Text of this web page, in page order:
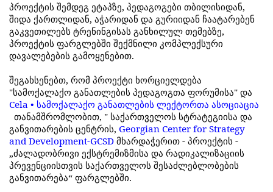
პროექტის შემდეგ ეტაპზე, პედაგოგები თბილისიდან,
შიდა ქართლიდან, აჭარიდან და გურიიდან ჩაატარებენ
გაკვეთილებს ტრენინგისას განხილულ თემებზე,
პროექტის ფარგლებში შექმნილი კომპლექსური
დავალებების გამოყენებით.
შეგახსენებთ, რომ პროექტი ხორციელდება
"სამოქალაქო განათლების პედაგოგთა ფორუმისა" და
Cela • სამოქალაქო განათლების ლექტორთა ასოციაცია
თანამშრომლობით, " საქართველოს სტრატეგიისა და
განვითარების ცენტრის, Georgian Center for Strategy
and Development-GCSD მხარდაჭერით - პროექტის -
„ძალადობრივი ექსტრემიზმისა და რადიკალიზაციის
პრევენციისთვის საქართველოს შესაძლებლობების
განვითარება“ ფარგლებში.